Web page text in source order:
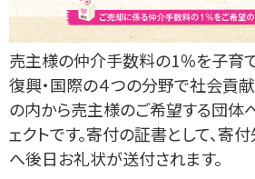
売主様の仲介手数料の1％を子育て
復興・国際の４つの分野で社会貢
の内から売主様のご希望する団体
ェクトです。寄付の証書として、寄
へ後日お礼状が送付されます。